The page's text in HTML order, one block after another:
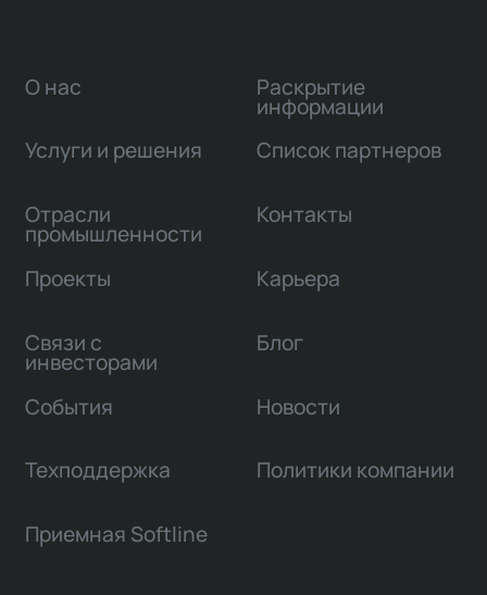
О нас
Услуги и решения
Отрасли
промышленности
Проекты
Связи с
инвесторами
Раскрытие
информации
Список партнеров
Контакты
Карьера
Блог
События Новости
Техподдержка Политики компании
Приемная Softline